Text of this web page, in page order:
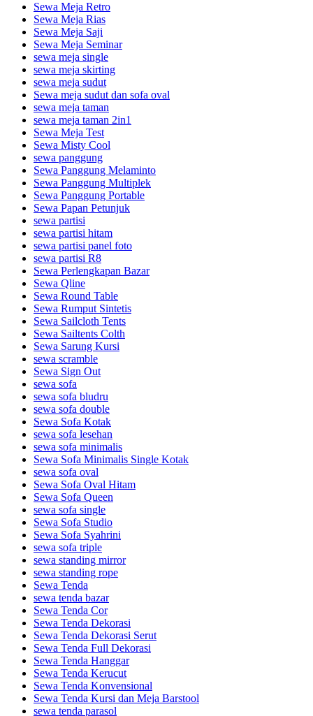
Sewa Meja Retro
Sewa Meja Rias
Sewa Meja Saji
Sewa Meja Seminar
sewa meja single
sewa meja skirting
sewa meja sudut
Sewa meja sudut dan sofa oval
sewa meja taman
sewa meja taman 2in1
Sewa Meja Test
Sewa Misty Cool
sewa panggung
Sewa Panggung Melaminto
Sewa Panggung Multiplek
Sewa Panggung Portable
Sewa Papan Petunjuk
sewa partisi
sewa partisi hitam
sewa partisi panel foto
sewa partisi R8
Sewa Perlengkapan Bazar
Sewa Qline
Sewa Round Table
Sewa Rumput Sintetis
Sewa Sailcloth Tents
Sewa Sailtents Colth
Sewa Sarung Kursi
sewa scramble
Sewa Sign Out
sewa sofa
sewa sofa bludru
sewa sofa double
Sewa Sofa Kotak
sewa sofa lesehan
sewa sofa minimalis
Sewa Sofa Minimalis Single Kotak
sewa sofa oval
Sewa Sofa Oval Hitam
Sewa Sofa Queen
sewa sofa single
Sewa Sofa Studio
Sewa Sofa Syahrini
sewa sofa triple
sewa standing mirror
sewa standing rope
Sewa Tenda
sewa tenda bazar
Sewa Tenda Cor
Sewa Tenda Dekorasi
Sewa Tenda Dekorasi Serut
Sewa Tenda Full Dekorasi
Sewa Tenda Hanggar
Sewa Tenda Kerucut
Sewa Tenda Konvensional
Sewa Tenda Kursi dan Meja Barstool
sewa tenda parasol